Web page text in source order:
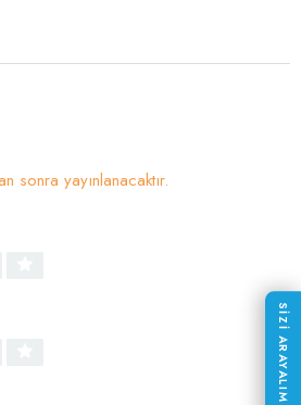
sonra yayınlanacaktır.
SİZİ ARAYALIM